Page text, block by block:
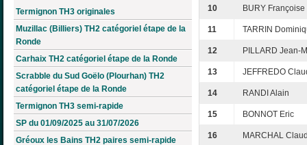
Termignon TH3 originales
Muzillac (Billiers) TH2 catégoriel étape de la
Ronde
Carhaix TH2 catégoriel étape de la Ronde
Scrabble du Sud Goëlo (Plourhan) TH2
catégoriel étape de la Ronde
Termignon TH3 semi-rapide
SP du 01/09/2025 au 31/07/2026
Gréoux les Bains TH2 paires semi-rapide
10 BURY Françoise
11 TARRIN
12 PILLARD Jean-
13 JEFFREDO
14 RANDI Alain
15 BONNOT Eric
16 MARCHAL